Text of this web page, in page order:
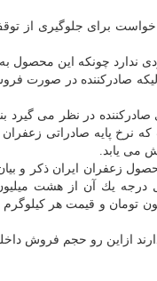
برای جلوگیری از
ندارد چونكه این محصول
را هزار و 450 دلار تعیین كرده در
نیما' هر دلار را به قیمت 80 هزار ریال
نرخ پایه صادراتی
می یابد.
زعفران مشهد این شهر را صادركننده 90
پوشال درجه دو از چهار میلیون و 850 هزار تومان
ازاین رو حجم فروش